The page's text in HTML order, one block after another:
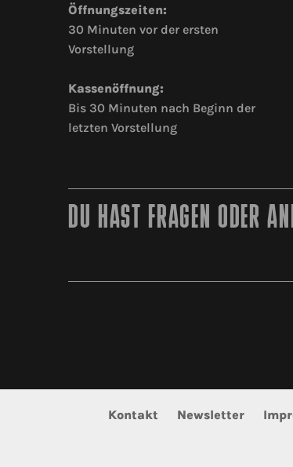
Öffnungszeiten:
30 Minuten vor der ersten
Vorstellung
Kassenöffnung:
Bis 30 Minuten nach Beginn der
letzten Vorstellung
DU HAST FRAGEN ODER
Kontakt Newsletter